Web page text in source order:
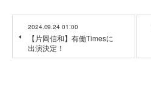
2024.09.24 01:00
【片岡信和】有働Timesに
出演決定！